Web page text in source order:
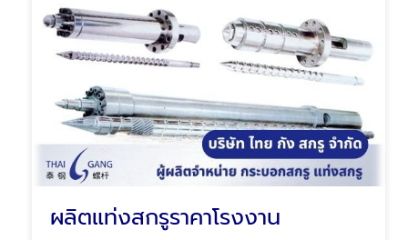
ผลิตแท่งสกรูราคาโรงงาน